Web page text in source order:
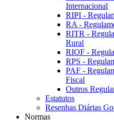
Internacional
RIPI -
RA -
RITR -
Rural
RIOF -
RPS -
PAF -
Fiscal
Outros
Estatutos
Resenhas Diárias
Normas